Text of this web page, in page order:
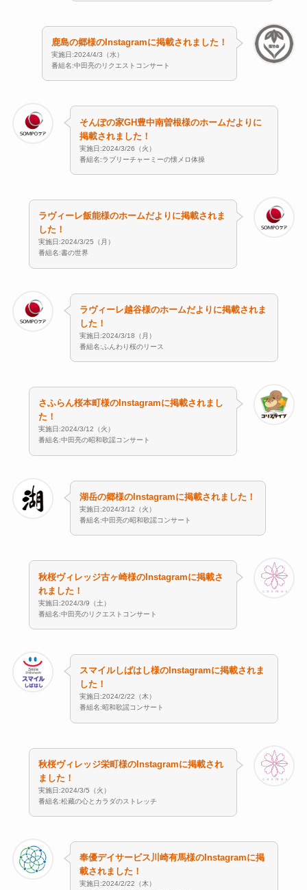
鹿島の郷様のInstagramに掲載されました！
実施日:2024/4/3（水）
番組名:中田亮のリクエストコンサート
そんぽの家GH豊中南曽根様のホームだよりに
掲載されました！
実施日:2024/3/26（火）
番組名:ラブリーチャーミーの懐メロ体操
ラヴィーレ飯能様のホームだよりに掲載されま
した！
実施日:2024/3/25（月）
番組名:書の世界
ラヴィーレ越谷様のホームだよりに掲載されま
した！
実施日:2024/3/18（月）
番組名:ふんわり桜のリース
さふらん桜本町様のInstagramに掲載されまし
た！
実施日:2024/3/12（火）
番組名:中田亮の昭和歌謡コンサート
湖岳の郷様のInstagramに掲載されました！
実施日:2024/3/12（火）
番組名:中田亮の昭和歌謡コンサート
秋桜ヴィレッジ古ヶ崎様のInstagramに掲載さ
れました！
実施日:2024/3/9（土）
番組名:中田亮のリクエストコンサート
スマイルしばはし様のInstagramに掲載されま
した！
実施日:2024/2/22（木）
番組名:昭和歌謡コンサート
秋桜ヴィレッジ栄町様のInstagramに掲載され
ました！
実施日:2024/3/5（火）
番組名:松藏の心とカラダのストレッチ
奉優デイサービス川崎有馬様のInstagramに掲
載されました！
実施日:2024/2/22（木）